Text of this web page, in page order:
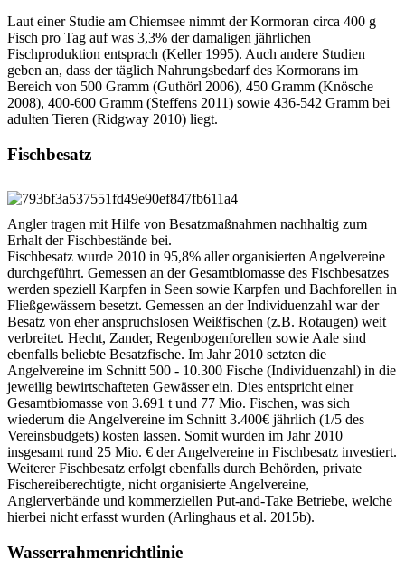
Laut einer Studie am Chiemsee nimmt der Kormoran circa 400 g
Fisch pro Tag auf was 3,3% der damaligen jährlichen
Fischproduktion entsprach (Keller 1995). Auch andere Studien
geben an, dass der täglich Nahrungsbedarf des Kormorans im
Bereich von 500 Gramm (Guthörl 2006), 450 Gramm (Knösche
2008), 400-600 Gramm (Steffens 2011) sowie 436-542 Gramm bei
adulten Tieren (Ridgway 2010) liegt.
Fischbesatz
Angler tragen mit Hilfe von Besatzmaßnahmen nachhaltig zum
Erhalt der Fischbestände bei.
Fischbesatz wurde 2010 in 95,8% aller organisierten Angelvereine
durchgeführt. Gemessen an der Gesamtbiomasse des Fischbesatzes
werden speziell Karpfen in Seen sowie Karpfen und Bachforellen in
Fließgewässern besetzt. Gemessen an der Individuenzahl war der
Besatz von eher anspruchslosen Weißfischen (z.B. Rotaugen) weit
verbreitet. Hecht, Zander, Regenbogenforellen sowie Aale sind
ebenfalls beliebte Besatzfische. Im Jahr 2010 setzten die
Angelvereine im Schnitt 500 - 10.300 Fische (Individuenzahl) in die
jeweilig bewirtschafteten Gewässer ein. Dies entspricht einer
Gesamtbiomasse von 3.691 t und 77 Mio. Fischen, was sich
wiederum die Angelvereine im Schnitt 3.400€ jährlich (1/5 des
Vereinsbudgets) kosten lassen. Somit wurden im Jahr 2010
insgesamt rund 25 Mio. € der Angelvereine in Fischbesatz investiert.
Weiterer Fischbesatz erfolgt ebenfalls durch Behörden, private
Fischereiberechtigte, nicht organisierte Angelvereine,
Anglerverbände und kommerziellen Put-and-Take Betriebe, welche
hierbei nicht erfasst wurden (Arlinghaus et al. 2015b).
Wasserrahmenrichtlinie